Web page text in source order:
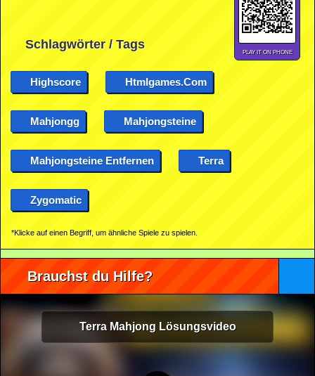
PLAY IT ON PHONE
Schlagwörter / Tags
Highscore Htmlgames.com
Mahjongg Mahjongsteine
Mahjongsteine Entfernen Terra
Zygomatic
*Klicke auf einen Begriff, um ähnliche Spiele zu spielen.
Brauchst du Hilfe?
Terra Mahjong Lösungsvideo